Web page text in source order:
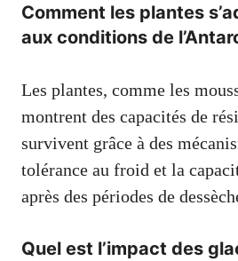
Comment les plantes
aux conditions de
Les plantes, comme les
montrent des capacités de
survivent grâce à des
tolérance au froid et la
après des périodes de
Quel est l’impact des